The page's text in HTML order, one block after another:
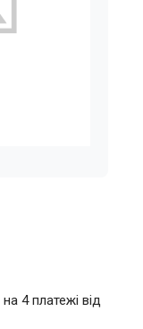
на 4 платежі від